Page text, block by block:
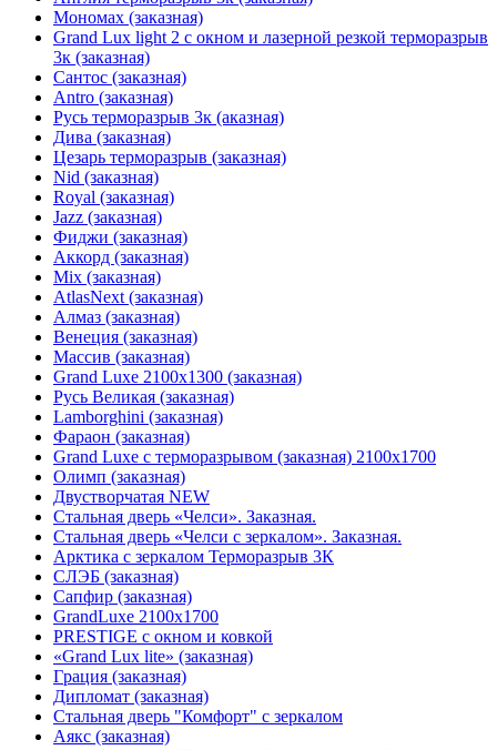
Мономах (заказная)
Grand Lux light 2 с окном и лазерной резкой терморазрыв
3к (заказная)
Сантос (заказная)
Antro (заказная)
Русь терморазрыв 3к (аказная)
Дива (заказная)
Цезарь терморазрыв (заказная)
Nid (заказная)
Royal (заказная)
Jazz (заказная)
Фиджи (заказная)
Аккорд (заказная)
Mix (заказная)
AtlasNext (заказная)
Алмаз (заказная)
Венеция (заказная)
Массив (заказная)
Grand Luxe 2100х1300 (заказная)
Русь Великая (заказная)
Lamborghini (заказная)
Фараон (заказная)
Grand Luxe с терморазрывом (заказная) 2100х1700
Олимп (заказная)
Двустворчатая NEW
Стальная дверь «Челси». Заказная.
Стальная дверь «Челси с зеркалом». Заказная.
Арктика с зеркалом Терморазрыв 3К
СЛЭБ (заказная)
Сапфир (заказная)
GrandLuxe 2100х1700
PRESTIGE с окном и ковкой
«Grand Lux lite» (заказная)
Гpация (заказная)
Дипломат (заказная)
Стальная дверь "Комфорт" с зеркалом
Аякс (заказная)